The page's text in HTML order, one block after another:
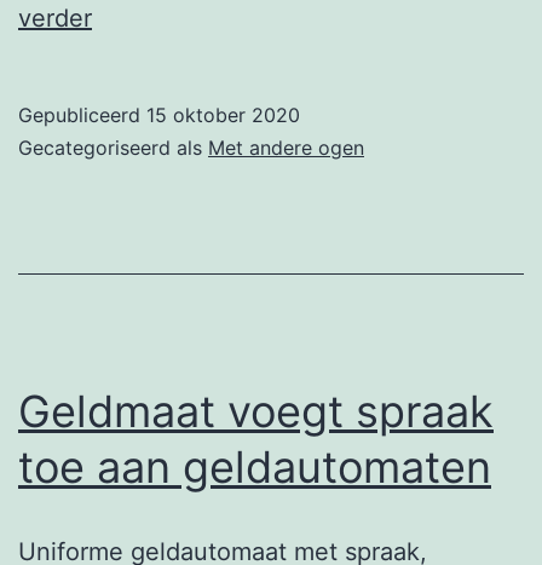
verderDag
witte
Gepubliceerd 15 oktober 2020
Gecategoriseerd als Met andere ogen
Geldmaat voegt spraak
toe aan geldautomaten
Uniforme geldautomaat met spraak,